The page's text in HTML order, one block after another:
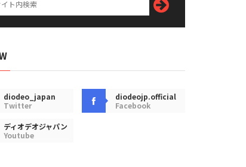
diodeo_japan
Twitter
diodeojp.official
Facebook
ディオデオジャパン
Youtube